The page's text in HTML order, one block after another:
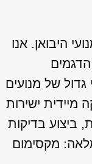
היבואן. אנו
של מנועים
מיידית ישירות
ביצוע בדיקות
מקסימום